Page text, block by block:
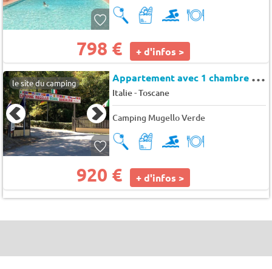
798 € + d'infos >
le site du camping A
ppartement avec 1 chambre 4 pers.
Italie-Toscane
Camping Mugello Verde
920 € + d'infos >